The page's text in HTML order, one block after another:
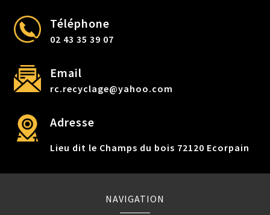
Téléphone
02 43 35 39 07
Email
rc.recyclage@yahoo.com
Adresse
Lieu dit le Champs du bois 72120 Ecorpain
NAVIGATION